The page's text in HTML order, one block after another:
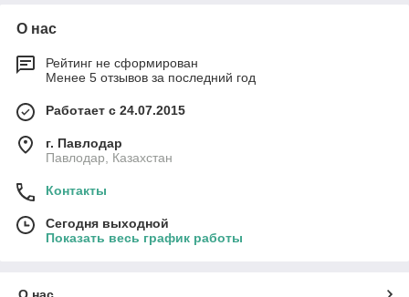
О нас
Рейтинг не сформирован
Менее 5 отзывов за последний год
Работает с 24.07.2015
г. Павлодар
Павлодар, Казахстан
Контакты
Сегодня выходной
Показать весь график работы